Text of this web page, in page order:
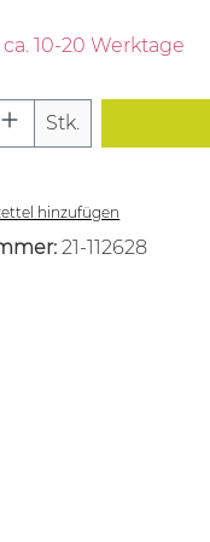
10-20 Werktage
Anzahl: Gib
Stk.
hinzufügen
21-112628